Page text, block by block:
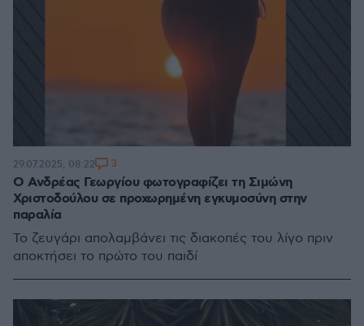
Ο Ανδρέας Γεωργίου φωτογραφίζει τη Σιμώνη
Χριστοδούλου σε προχωρημένη εγκυμοσύνη στην
παραλία
Το ζευγάρι απολαμβάνει τις διακοπές του λίγο πριν
αποκτήσει το πρώτο του παιδί
29.07.2025, 08:22 3